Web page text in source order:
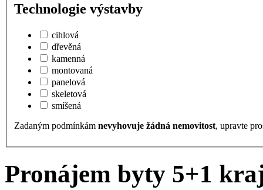
Technologie výstavby
cihlová
dřevěná
kamenná
montovaná
panelová
skeletová
smíšená
Zadaným podmínkám nevyhovuje žádná nemovitost, upravte
Pronájem byty 5+1